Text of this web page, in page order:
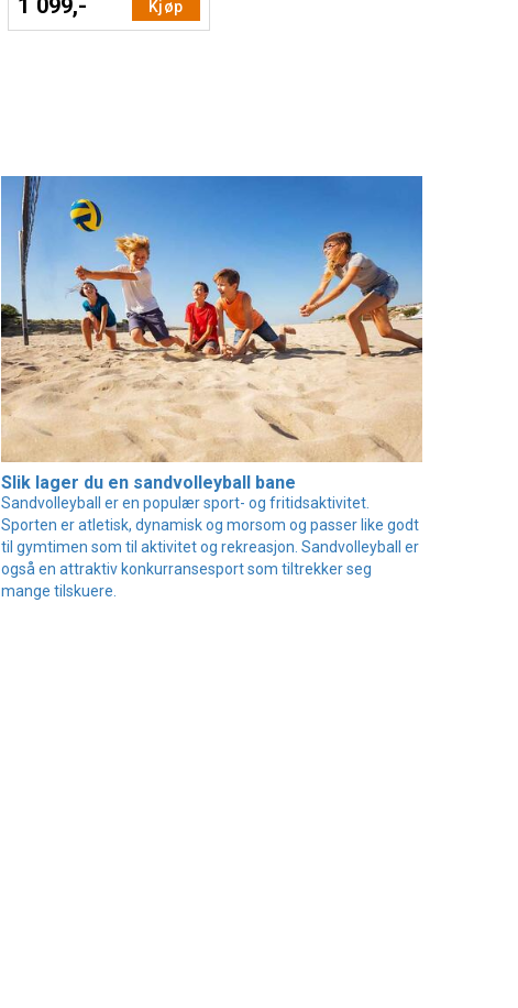
1 099,- Kjøp
Slik lager du en sandvolleyball bane
Sandvolleyball er en populær sport- og fritidsaktivitet.
Sporten er atletisk, dynamisk og morsom og passer like godt
til gymtimen som til aktivitet og rekreasjon. Sandvolleyball er
også en attraktiv konkurransesport som tiltrekker seg
mange tilskuere.